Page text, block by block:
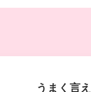
うまく言